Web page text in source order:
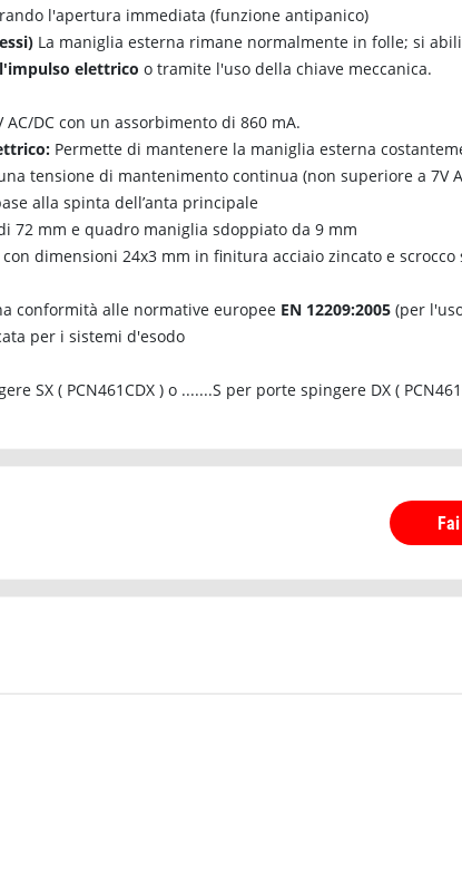
l'apertura immediata (funzione antipanico)
La maniglia esterna rimane normalmente in folle; si
elettrico o tramite l'uso della chiave meccanica.
DC con un assorbimento di 860 mA.
Permette di mantenere la maniglia esterna
tensione di mantenimento continua (non superiore a 7V
alla spinta dell’anta principale
72 mm e quadro maniglia sdoppiato da 9 mm
dimensioni 24x3 mm in finitura acciaio zincato e scrocco
conformità alle normative europee EN 12209:2005 (per
per i sistemi d'esodo
SX ( PCN461CDX ) o .......S per porte spingere DX (